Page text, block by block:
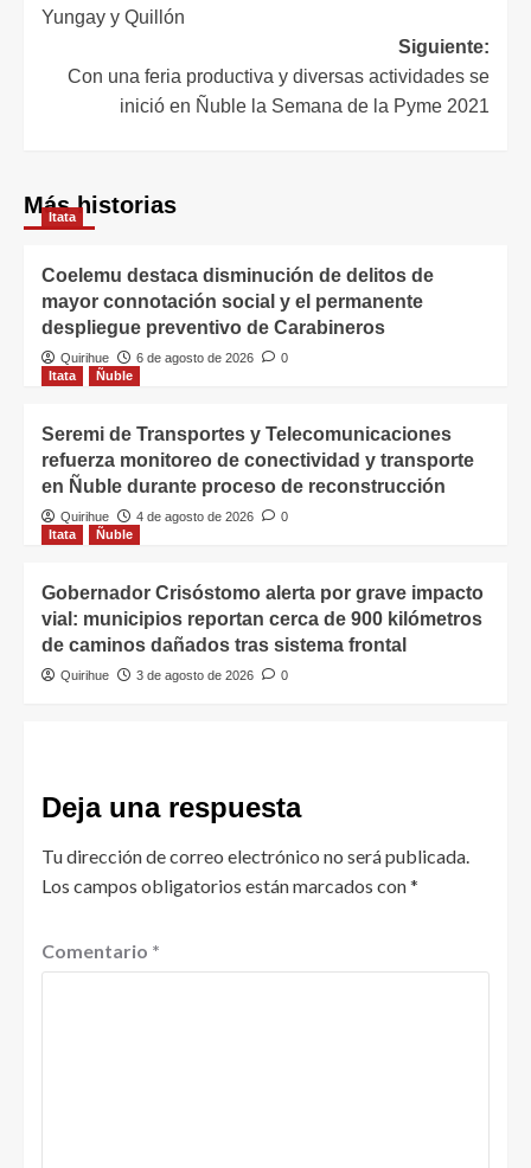
Yungay y Quillón
Siguiente:
Con una feria productiva y diversas actividades se
inició en Ñuble la Semana de la Pyme 2021
Más historias
Itata
Coelemu destaca disminución de delitos de
mayor connotación social y el permanente
despliegue preventivo de Carabineros
Quirihue 6 de agosto de 2026
0
Itata
Ñuble
Seremi de Transportes y Telecomunicaciones
refuerza monitoreo de conectividad y transporte
en Ñuble durante proceso de reconstrucción
Quirihue 4 de agosto de 2026
0
Itata
Ñuble
Gobernador Crisóstomo alerta por grave impacto
vial: municipios reportan cerca de 900 kilómetros
de caminos dañados tras sistema frontal
Quirihue 3 de agosto de 2026 0
Deja una respuesta
Tu dirección de correo electrónico no será publicada.
Los campos obligatorios están marcados con*
Comentario *